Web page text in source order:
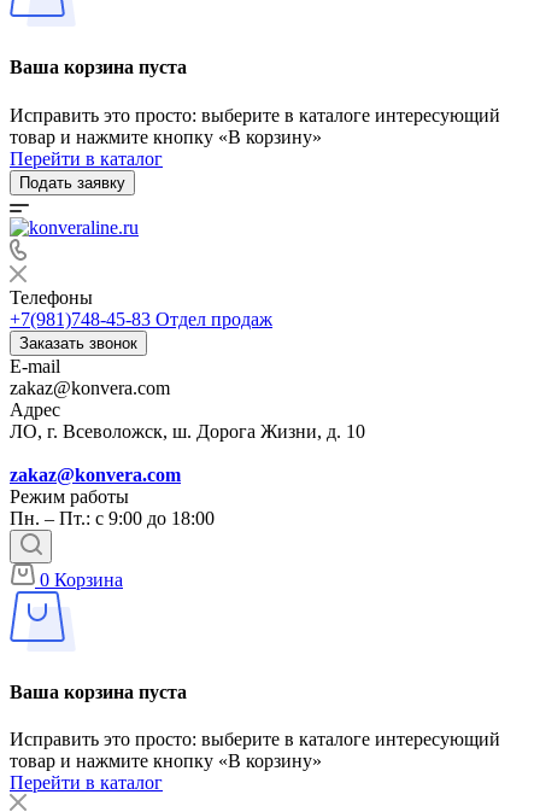
Ваша корзина пуста
Исправить это просто: выберите в каталоге интересующий
товар и нажмите кнопку «В корзину»
Перейти в каталог
Подать заявку
Телефоны
+7(981)748-45-83 Отдел продаж
Заказать звонок
E-mail
zakaz@konvera.com
Адрес
ЛО, г. Всеволожск, ш. Дорога Жизни, д. 10
zakaz@konvera.com
Режим работы
Пн. – Пт.: с 9:00 до 18:00
0 Корзина
Ваша корзина пуста
Исправить это просто: выберите в каталоге интересующий
товар и нажмите кнопку «В корзину»
Перейти в каталог